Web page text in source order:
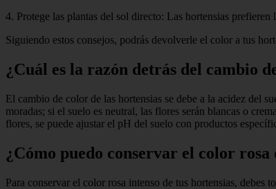
4. Protege las plantas del sol directo: Las hortensias
Siguiendo estos consejos, podrás devolverle el color a tus
¿Cuál es la razón detrás del cambio
El cambio de color de las hortensias se debe a la acidez del
moradas; si el suelo es neutral, las flores serán blancas o
flores, se puede ajustar el pH del suelo con productos
¿Cómo puedo conservar el color rosa
Para conservar el color rosa intenso de tus hortensias, debes